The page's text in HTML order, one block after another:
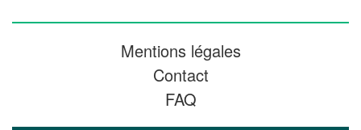
Mentions légales
Contact
FAQ